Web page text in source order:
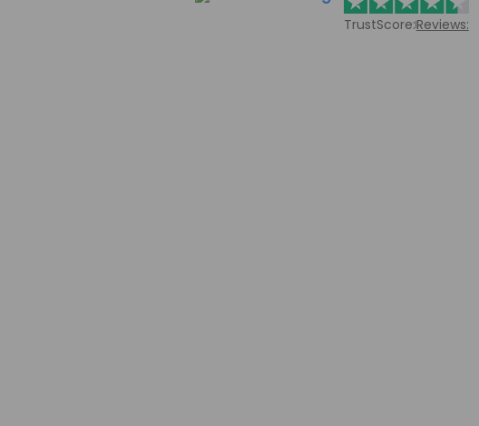
TrustScore:Reviews: